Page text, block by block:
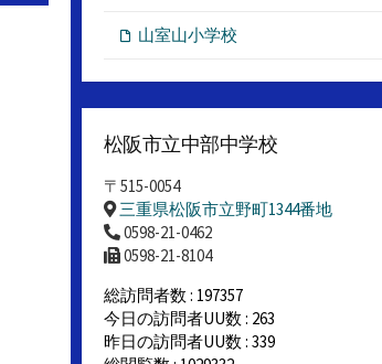
山室山小学校
松阪市立中部中学校
〒515-0054
三重県松阪市立野町1344番地
0598-21-0462
0598-21-8104
総訪問者数 : 197357
今日の訪問者UU数 : 263
昨日の訪問者UU数 : 339